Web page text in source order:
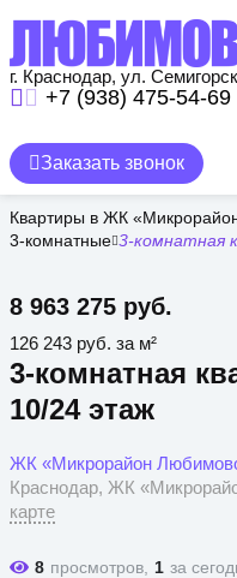
основному
содержанию
г. Краснодар, ул.
+7 (938) 475-54-69
Заказать звонок
Квартиры в ЖК
3-комнатные 3-комнатная
3-комнатная
10/24 этаж
8 963 275 руб.
ЖК «Микрорайон
Краснодар, ЖК
карте
126 243 руб. за м²
8 просмотров, 1 за